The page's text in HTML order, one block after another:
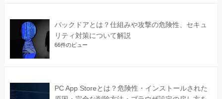
バックドアとは？仕組みや攻撃の危険性、セキュ
リティ対策について解説
66件のビュー
PC App Storeとは？危険性・インストールされた